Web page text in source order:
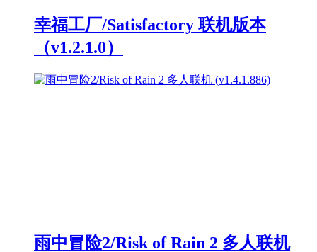
幸福工厂/Satisfactory 联机版本
（v1.2.1.0）
雨中冒险2/Risk of Rain 2 多人联机